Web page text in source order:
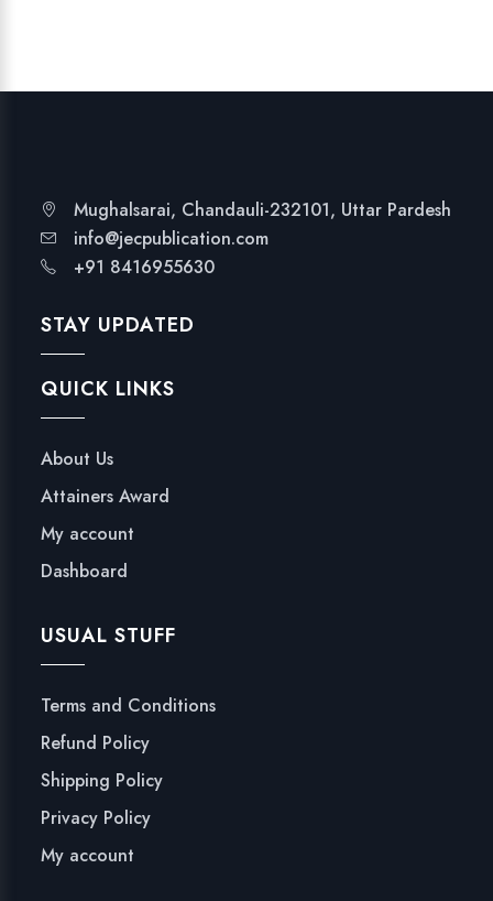
Mughalsarai, Chandauli-232101, Uttar Pardesh
info@jecpublication.com
+91 8416955630
STAY UPDATED
QUICK LINKS
About Us
Attainers Award
My account
Dashboard
USUAL STUFF
Terms and Conditions
Refund Policy
Shipping Policy
Privacy Policy
My account